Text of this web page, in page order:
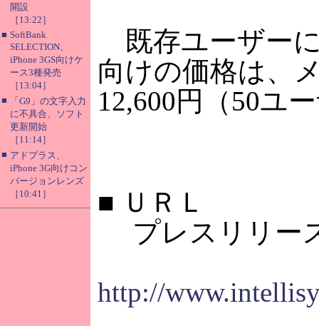
開設
［13:22］
■ SoftBank
SELECTION、
iPhone 3GS向けケ
ース3種発売
［13:04］
■
「G9」の文字入力
に不具合、ソフト
更新開始
［11:14］
■ アドプラス、
iPhone 3G向けコン
バージョンレンズ
［10:41］
既存ユーザー
向けの価格は、
12,600円（50ユ
■ ＵＲＬ
プレスリリー
http://